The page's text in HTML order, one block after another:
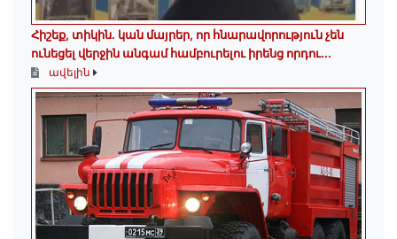
Հիշեք, տիկին․ կան մայրեր, որ հնարավորություն չեն
ունեցել վերջին անգամ համբուրելու իրենց որդու...
ավելին